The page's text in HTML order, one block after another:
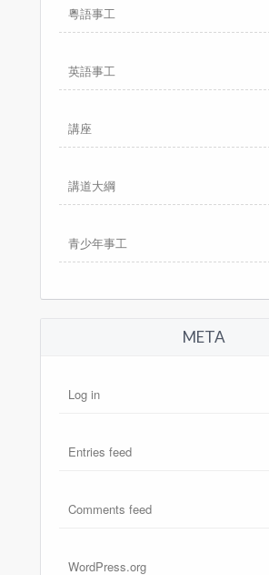
粵語事工
英語事工
講座
講道大綱
青少年事工
META
Log in
Entries feed
Comments feed
WordPress.org